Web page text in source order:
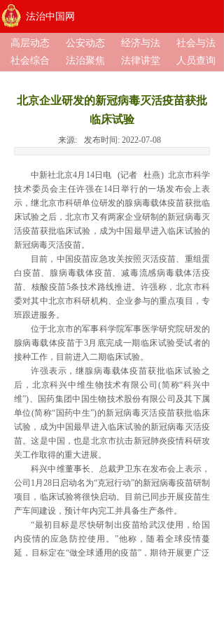
法治中国网
高层动态 公安动态 经济与法
社会与法
社会综合
法治聚焦 法律讲堂 人员查询
北京企业研发的新冠病毒灭活疫苗获批
临床试验
来源: 发布时间: 2022-07-08
中新社北京4月14日电 (记者 杜燕) 北京市科学
技术委员会主任许强在14日举行的一场发布会上表
示，继北京市科研单位研发的腺病毒载体疫苗获批临
床试验之后，北京市又有两家企业研制的新冠病毒灭
活疫苗获批临床试验，成为中国最早进入临床试验的
新冠病毒灭活疫苗。
目前，中国疫苗应急攻关按照灭活疫苗、重组蛋
白疫苗、腺病毒载体疫苗、减毒流感病毒载体活疫
苗、核酸疫苗5条技术路线推进。许强称，北京市科
委对其中北京市科研机构、企业参与的重点项目，专
班跟进服务。
位于北京市的军事科学院军事医学研究院研发的
腺病毒载体疫苗于3月底完成一期临床试验受试者的
接种工作，目前进入二期临床试验。
许强表示，继腺病毒载体疫苗获批临床试验之
后，北京科兴中维生物技术有限公司(简称“科兴中
维”)、国药集团中国生物技术股份有限公司及其下属
单位(简称“国药中生”)的新冠病毒灭活疫苗获批临床
试验，成为中国最早进入临床试验的新冠病毒灭活疫
苗。这是中国，也是北京市抗击新冠肺炎疫情科研攻
关工作取得的重大进展。
科兴中维董事长、总裁尹卫东在发布会上表示，
公司1月28日启动名为“克冠行动”的新冠病毒疫苗研制
项目，临床试验将很快启动。目前已同步开展疫苗生
产车间建设，预计年内完工并具备生产条件。
“最初目标是尽快研制出疫苗给武汉使用，给国
内疫情的应急防控使用。”他称，随着全球疫情蔓
延，目标定在“做全球通用的疫苗”，期待开展更广泛